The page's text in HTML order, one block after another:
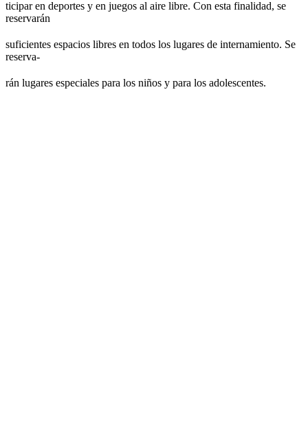
ticipar en deportes y en juegos al aire libre. Con esta finalidad, se
reservarán
suficientes espacios libres en todos los lugares de internamiento. Se
reserva-
rán lugares especiales para los niños y para los adolescentes.